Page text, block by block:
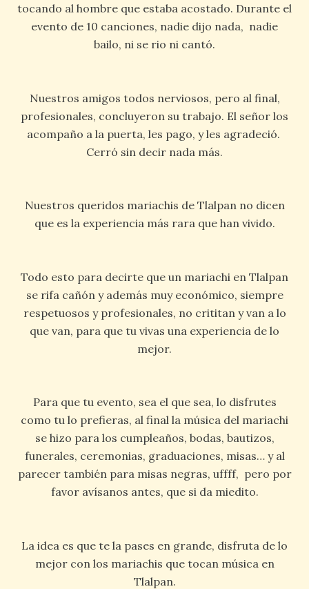
tocando al hombre que estaba acostado. Durante el
evento de 10 canciones, nadie dijo nada, nadie
bailo, ni se rio ni cantó.
Nuestros amigos todos nerviosos, pero al final,
profesionales, concluyeron su trabajo. El señor los
acompaño a la puerta, les pago, y les agradeció.
Cerró sin decir nada más.
Nuestros queridos mariachis de Tlalpan no dicen
que es la experiencia más rara que han vivido.
Todo esto para decirte que un mariachi en Tlalpan
se rifa cañón y además muy económico, siempre
respetuosos y profesionales, no crititan y van a lo
que van, para que tu vivas una experiencia de lo
mejor.
Para que tu evento, sea el que sea, lo disfrutes
como tu lo prefieras, al final la música del mariachi
se hizo para los cumpleaños, bodas, bautizos,
funerales, ceremonias, graduaciones, misas… y al
parecer también para misas negras, uffff, pero por
favor avísanos antes, que si da miedito.
La idea es que te la pases en grande, disfruta de lo
mejor con los mariachis que tocan música en
Tlalpan.